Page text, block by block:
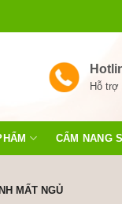
Hỗ
CẨM NANG
MẤT NGỦ